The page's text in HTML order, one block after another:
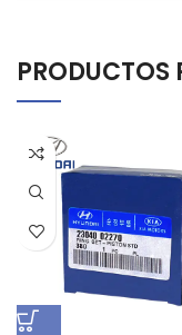
PRODUCTOS